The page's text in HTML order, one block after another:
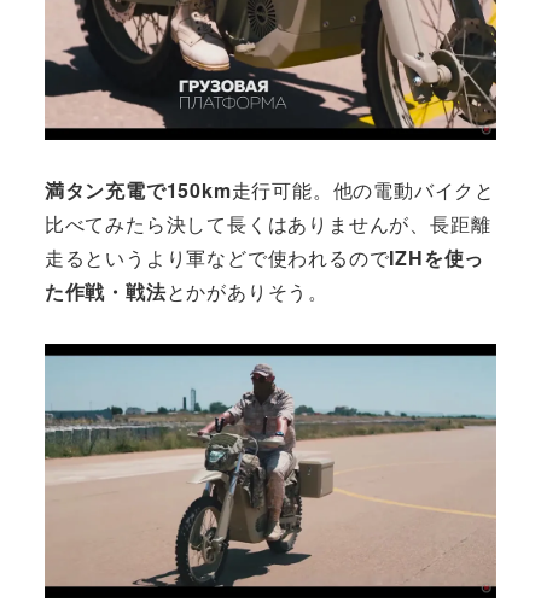
満タン充電で150km走行可能。他の電動バイクと
比べてみたら決して長くはありませんが、長距離
走るというより軍などで使われるのでIZHを使っ
た作戦・戦法とかがありそう。